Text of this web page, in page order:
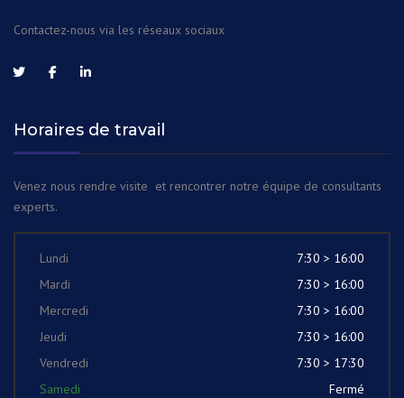
Contactez-nous via les réseaux sociaux
Horaires de travail
Venez nous rendre visite et rencontrer notre équipe de consultants
experts.
Lundi
7:30 > 16:00
Mardi
7:30 > 16:00
Mercredi
7:30 > 16:00
Jeudi
7:30 > 16:00
Vendredi
7:30 > 17:30
Samedi
Fermé